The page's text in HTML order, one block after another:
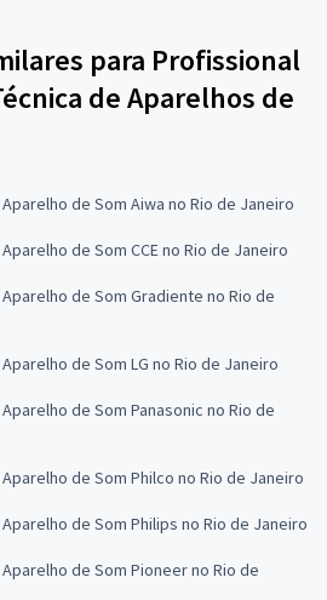
para Profissional
de Aparelhos de
de Som Aiwa no Rio de Janeiro
de Som CCE no Rio de Janeiro
de Som Gradiente no Rio de
de Som LG no Rio de Janeiro
de Som Panasonic no Rio de
de Som Philco no Rio de Janeiro
de Som Philips no Rio de Janeiro
de Som Pioneer no Rio de